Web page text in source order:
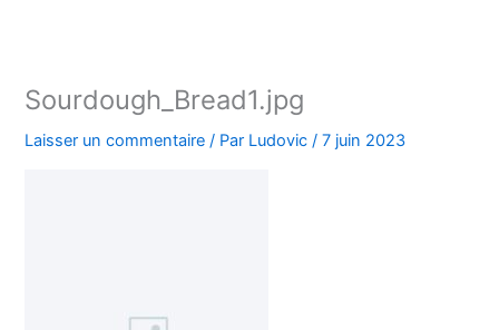
Sourdough_Bread1.jpg
Laisser un commentaire / Par Ludovic/7 juin 2023